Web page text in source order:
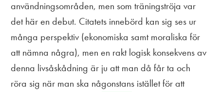
användningsområden, men som träningströja var
det här en debut. Citatets innebörd kan sig ses ur
många perspektiv (ekonomiska samt moraliska för
att nämna några), men en rakt logisk konsekvens av
denna livsåskådning är ju att man då får ta och
röra sig när man ska någonstans istället för att